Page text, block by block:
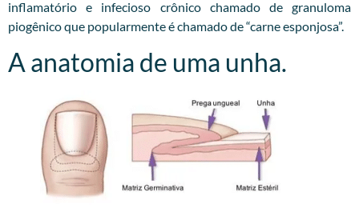
inflamatório e infecioso crônico chamado de granuloma
piogênico que popularmente é chamado de “carne esponjosa”.
A anatomia de uma unha.